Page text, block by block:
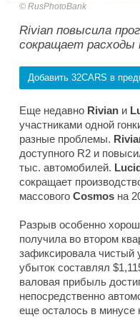
RusPhotoBank
Rivian повысила
сокращает расходы
Добавить 32CARS в
Еще недавно Rivian и
участниками одной
разные проблемы.
доступного R2 и
тыс. автомобилей.
сокращает
массового Cosmos на
Разрыв особенно
получила во втором
зафиксировала чистый
убыток составлял
валовая прибыль
непосредственно
еще осталось в